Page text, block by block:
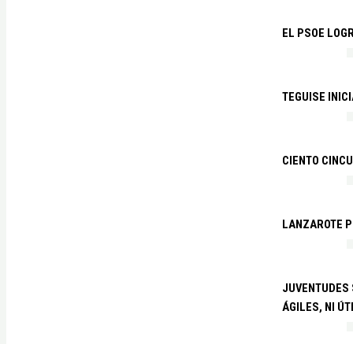
EL PSOE
TEGUISE
CIENTO
LANZAROTE
JUVENTUDES
ÁGILES, NI